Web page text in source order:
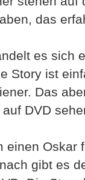
das
es sich
Story ist
Das
DVD
einen Oskar
gibt es